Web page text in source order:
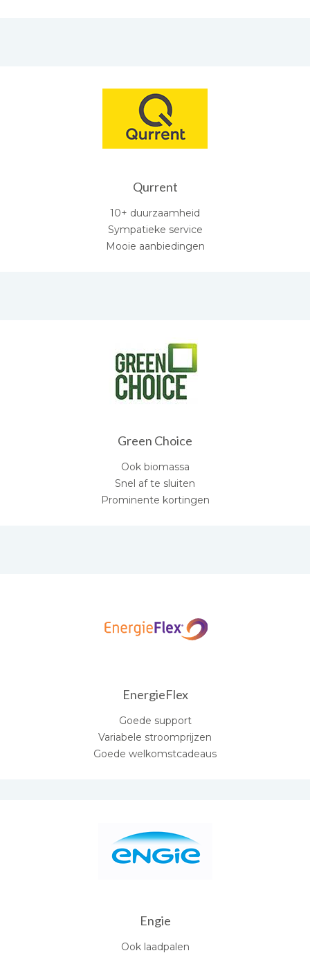
Qurrent
10+ duurzaamheid
Sympatieke service
Mooie aanbiedingen
Green Choice
Ook biomassa
Snel af te sluiten
Prominente kortingen
EnergieFlex
Goede support
Variabele stroomprijzen
Goede welkomstcadeaus
Engie
Ook laadpalen